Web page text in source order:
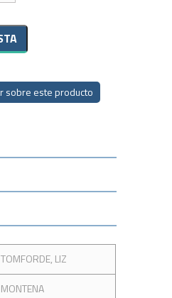
sobre este producto
TOMFORDE, LIZ
MONTENA